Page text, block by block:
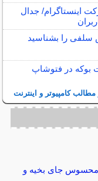
اینستاگرام/ جدال
سلفی را بشناسید
بوکه در فتوشاپ
کامپیوتر و اینترنت
جای بخیه و